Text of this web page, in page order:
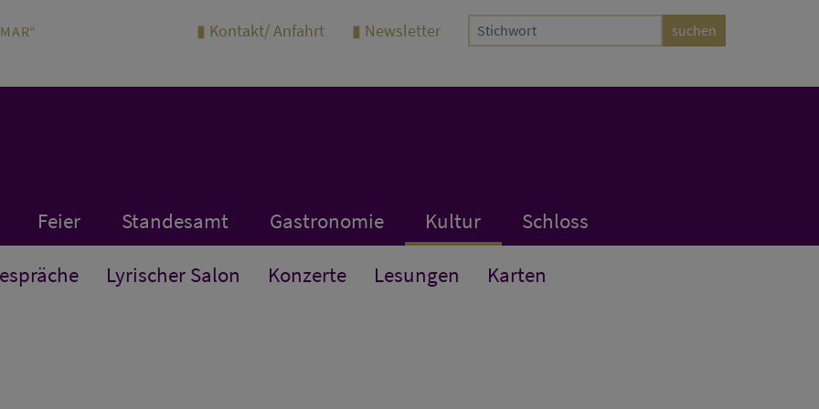
Kontakt/ Anfahrt Newsletter
Feier Standesamt Gastronomie Kultur Schloss
Lyrischer Salon Konzerte Lesungen Karten